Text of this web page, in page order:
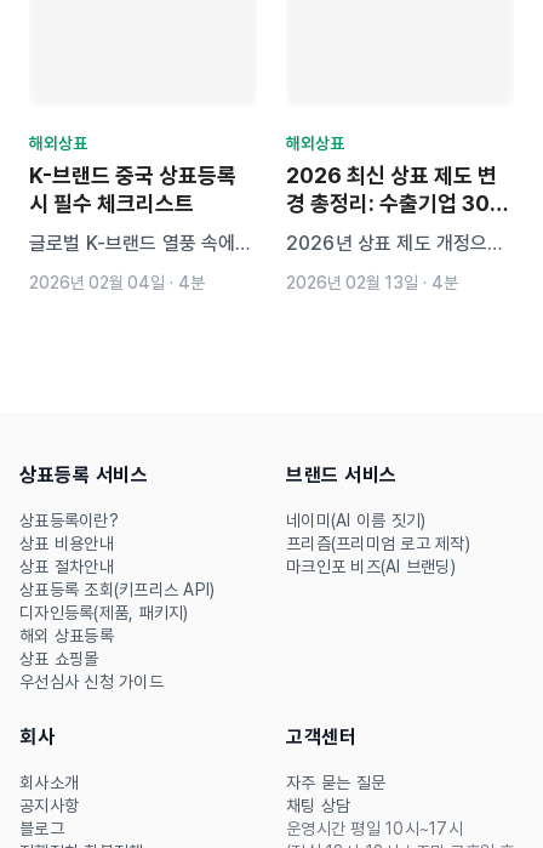
해외상표
K-브랜드 중국 상표등록
시 필수 체크리스트
글로벌 K-브랜드 열풍 속에서
더욱 교묘해진 중국 상표 브로
2026년 02월 04일 · 4분
해외상표
2026 최신 상표 제도 변
경 총정리: 수출기업 30일
초고속 심사 도입
2026년 상표 제도 개정으로
수출기업 대상 초고속 우선심
수 있는 핵심 변경 사항을 정
리했습니다. 해외상표등록 전
략까지 함께
2026년 02월 13일 · 4분
상표등록 서비스
상표등록이란?
상표 비용안내
상표 절차안내
상표등록 조회(키프리스 API)
디자인등록(제품, 패키지)
해외 상표등록
상표 쇼핑몰
우선심사 신청 가이드
브랜드 서비스
네이미(AI 이름 짓기)
프리즘(프리미엄 로고 제작)
마크인포 비즈(AI 브랜딩)
회사
회사소개
공지사항
블로그
고객센터
자주 묻는 질문
채팅 상담
운영시간 평일 10시~17시